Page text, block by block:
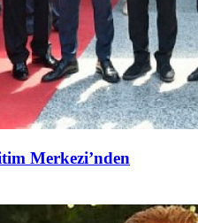
Merkezi’nden